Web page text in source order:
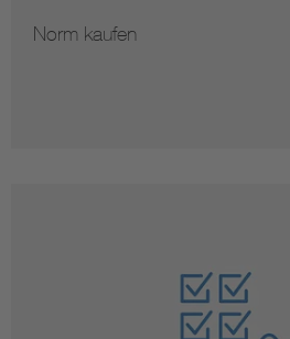
Norm kaufen